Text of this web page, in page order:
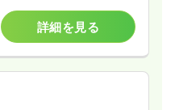
詳細を見る